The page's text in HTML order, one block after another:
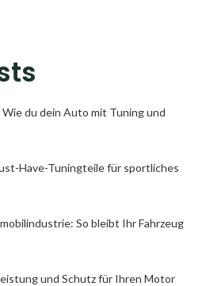
du dein Auto mit Tuning und
Have-Tuningteile für sportliches
So bleibt Ihr Fahrzeug
und Schutz für Ihren Motor